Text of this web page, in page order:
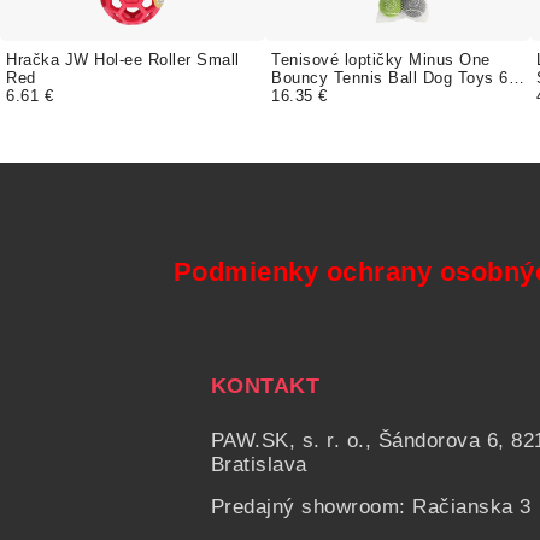
Hračka JW Hol-ee Roller Small
Red
6.61 €
Tenisové loptičky Minus One
Bouncy Tennis Ball Dog Toys 6-
pack
16.35 €
Podmienky ochrany
KONTAKT
PAW.SK, s. r. o., Šándorova 6,
Bratislava
Predajný showroom: Račianska 3